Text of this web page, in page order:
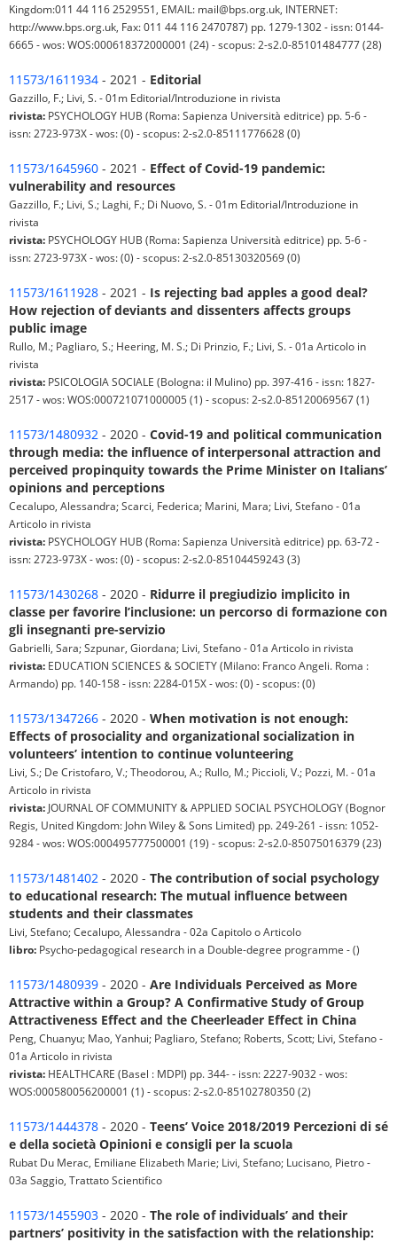
Kingdom:011 44 116 2529551, EMAIL: mail@bps.org.uk, INTERNET:
http://www.bps.org.uk, Fax: 011 44 116 2470787) pp. 1279-1302 - issn: 0144-
6665 - wos: WOS:000618372000001 (24) - scopus: 2-s2.0-85101484777 (28)
11573/1611934 - 2021 - Editorial
Gazzillo, F.; Livi, S. - 01m Editorial/Introduzione in rivista
rivista: PSYCHOLOGY HUB (Roma: Sapienza Università editrice) pp. 5-6 -
issn: 2723-973X - wos: (0) - scopus: 2-s2.0-85111776628 (0)
11573/1645960 - 2021 - Effect of Covid-19 pandemic:
vulnerability and resources
Gazzillo, F.; Livi, S.; Laghi, F.; Di Nuovo, S. - 01m Editorial/Introduzione in
rivista
rivista: PSYCHOLOGY HUB (Roma: Sapienza Università editrice) pp. 5-6 -
issn: 2723-973X - wos: (0) - scopus: 2-s2.0-85130320569 (0)
11573/1611928 - 2021 - Is rejecting bad apples a good deal?
How rejection of deviants and dissenters affects groups
public image
Rullo, M.; Pagliaro, S.; Heering, M. S.; Di Prinzio, F.; Livi, S. - 01a Articolo in
rivista
rivista: PSICOLOGIA SOCIALE (Bologna: il Mulino) pp. 397-416 - issn: 1827-
2517 - wos: WOS:000721071000005 (1) - scopus: 2-s2.0-85120069567 (1)
11573/1480932 - 2020 - Covid-19 and political communication
through media: the influence of interpersonal attraction and
perceived propinquity towards the Prime Minister on Italians’
opinions and perceptions
Cecalupo, Alessandra; Scarci, Federica; Marini, Mara; Livi, Stefano - 01a
Articolo in rivista
rivista: PSYCHOLOGY HUB (Roma: Sapienza Università editrice) pp. 63-72 -
issn: 2723-973X - wos: (0) - scopus: 2-s2.0-85104459243 (3)
11573/1430268 - 2020 - Ridurre il pregiudizio implicito in
classe per favorire l’inclusione: un percorso di formazione con
gli insegnanti pre-servizio
Gabrielli, Sara; Szpunar, Giordana; Livi, Stefano - 01a Articolo in rivista
rivista: EDUCATION SCIENCES & SOCIETY (Milano: Franco Angeli. Roma :
Armando) pp. 140-158 - issn: 2284-015X - wos: (0) - scopus: (0)
11573/1347266 - 2020 - When motivation is not enough:
Effects of prosociality and organizational socialization in
volunteers’ intention to continue volunteering
Livi, S.; De Cristofaro, V.; Theodorou, A.; Rullo, M.; Piccioli, V.; Pozzi, M. - 01a
Articolo in rivista
rivista: JOURNAL OF COMMUNITY & APPLIED SOCIAL PSYCHOLOGY (Bognor
Regis, United Kingdom: John Wiley & Sons Limited) pp. 249-261 - issn: 1052-
9284 - wos: WOS:000495777500001 (19) - scopus: 2-s2.0-85075016379 (23)
11573/1481402 - 2020 - The contribution of social psychology
to educational research: The mutual influence between
students and their classmates
Livi, Stefano; Cecalupo, Alessandra - 02a Capitolo o Articolo
libro: Psycho-pedagogical research in a Double-degree programme - ()
11573/1480939 - 2020 - Are Individuals Perceived as More
Attractive within a Group? A Confirmative Study of Group
Attractiveness Effect and the Cheerleader Effect in China
Peng, Chuanyu; Mao, Yanhui; Pagliaro, Stefano; Roberts, Scott; Livi, Stefano -
01a Articolo in rivista
rivista: HEALTHCARE (Basel : MDPI) pp. 344- - issn: 2227-9032 - wos:
WOS:000580056200001 (1) - scopus: 2-s2.0-85102780350 (2)
11573/1444378 - 2020 - Teens’ Voice 2018/2019 Percezioni di sé
e della società Opinioni e consigli per la scuola
Rubat Du Merac, Emiliane Elizabeth Marie; Livi, Stefano; Lucisano, Pietro -
03a Saggio, Trattato Scientifico
11573/1455903 - 2020 - The role of individuals’ and their
partners’ positivity in the satisfaction with the relationship: